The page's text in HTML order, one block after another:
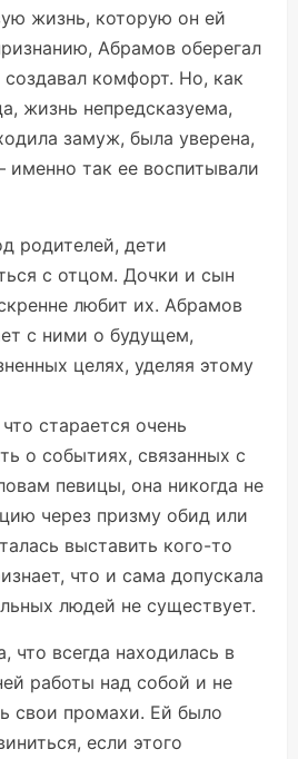
жизнь, которую он ей
Абрамов оберегал
комфорт. Но, как
жизнь непредсказуема,
замуж, была уверена,
именно так ее воспитывали
родителей, дети
с отцом. Дочки и сын
любит их. Абрамов
с ними о будущем,
целях, уделяя этому
старается очень
о событиях, связанных с
певицы, она никогда не
через призму обид или
выставить кого-то
что и сама допускала
людей не существует.
что всегда находилась в
работы над собой и не
свои промахи. Ей было
если этого